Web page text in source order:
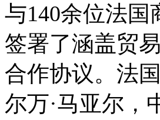
与140余位法
签署了涵盖贸
合作协议。法
尔万·马亚尔，